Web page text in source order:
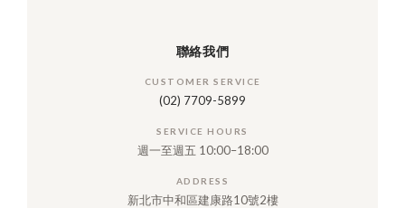
聯絡我們
CUSTOMER SERVICE
(02) 7709-5899
SERVICE HOURS
週一至週五 10:00–18:00
ADDRESS
新北市中和區建康路10號2樓